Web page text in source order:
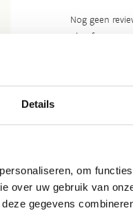
Details
om
over uw gebruik van
gegevens
Nog geen
heeft